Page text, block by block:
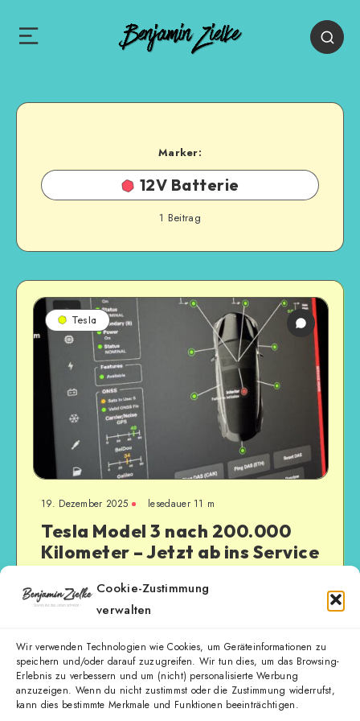
Cookie-Zustimmung
verwalten
Wir verwenden Technologien wie Cookies, um Geräteinformationen zu
speichern und/oder darauf zuzugreifen. Wir tun dies, um das Browsing-
Erlebnis zu verbessern und um (nicht) personalisierte Werbung
anzuzeigen. Wenn du nicht zustimmst oder die Zustimmung widerrufst,
kann dies bestimmte Merkmale und Funktionen beeinträchtigen.
Marker:
12V Batterie
1 Beitrag
Tesla
19. Dezember 2025 lesedauer 11 m
Tesla Model 3 nach 200.000
Kilometer – Jetzt ab ins Service
Center
Oh oh oh… was ist denn da los? Ganz schön reißerische
sogar abgemildert, da ich…
Weiterlesen